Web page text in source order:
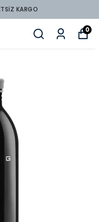
2000 TL ÜZERİ
0